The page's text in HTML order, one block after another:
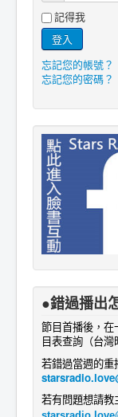
記得我
登入
忘記您的帳號？
忘記您的密碼？
●錯過播出
節目首播後，
目表查詢 （台
若錯過當週的
若有問題想請教